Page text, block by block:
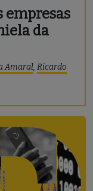
empresas
da
Amaral, Ricardo